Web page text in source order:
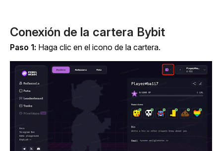
Conexión de la cartera Bybit
Paso 1: Haga clic en el icono de la cartera.